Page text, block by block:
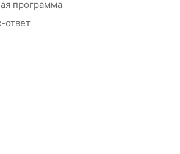
программа
ответ